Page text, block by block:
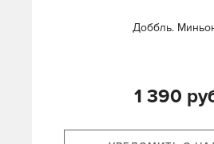
Доббль.
1 390